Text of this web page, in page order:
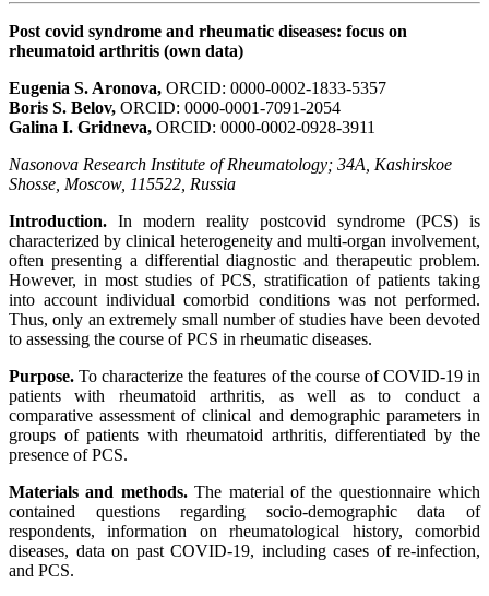
Post covid syndrome and rheumatic diseases: focus on
rheumatoid arthritis (own data)
Eugenia S. Aronova, ORCID: 0000-0002-1833-5357
Boris S. Belov, ORCID: 0000-0001-7091-2054
Galina I. Gridneva, ORCID: 0000-0002-0928-3911
Nasonova Research Institute of Rheumatology; 34А, Kashirskoe
Shosse, Moscow, 115522, Russia
Introduction. In modern reality postcovid syndrome (PCS) is
characterized by clinical heterogeneity and multi-organ involvement,
often presenting a differential diagnostic and therapeutic problem.
However, in most studies of PCS, stratification of patients taking
into account individual comorbid conditions was not performed.
Thus, only an extremely small number of studies have been devoted
to assessing the course of PCS in rheumatic diseases.
Purpose. To characterize the features of the course of COVID-19 in
patients with rheumatoid arthritis, as well as to conduct a
comparative assessment of clinical and demographic parameters in
groups of patients with rheumatoid arthritis, differentiated by the
presence of PCS.
Materials and methods.The material of the questionnaire which
contained questions regarding socio-demographic data of
respondents, information on rheumatological history, comorbid
diseases, data on past COVID-19, including cases of re-infection,
and PCS.